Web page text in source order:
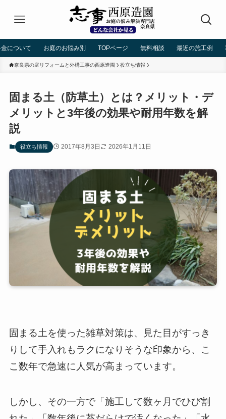
について お庭のお悩み別 TOPページ 無料相談 最近の施工例
奈良県の庭リフォームと外構工事の西原造園 役立ち情報
固まる土（防草土）とは？メリット・デ
メリットと3年後の効果や耐用年数を解
説
役立ち情報 2017年8月3日 2026年1月11日
固まる土を使った雑草対策は、見た目がすっき
りして手入れもラクになりそうな印象から、こ
こ数年で急速に人気が高まっています。
しかし、その一方で「施工して数ヶ月でひび割